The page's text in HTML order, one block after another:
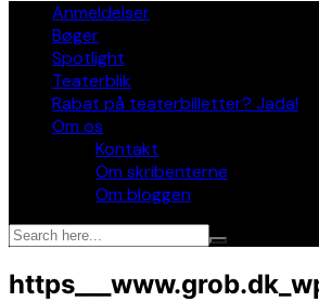
Anmeldelser
Bøger
Spotlight
Teaterblik
Rabat på teaterbilletter? Jada!
Om os
Kontakt
Om skribenterne
Om bloggen